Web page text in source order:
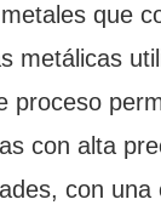
que
metálicas
proceso
con alta
con una